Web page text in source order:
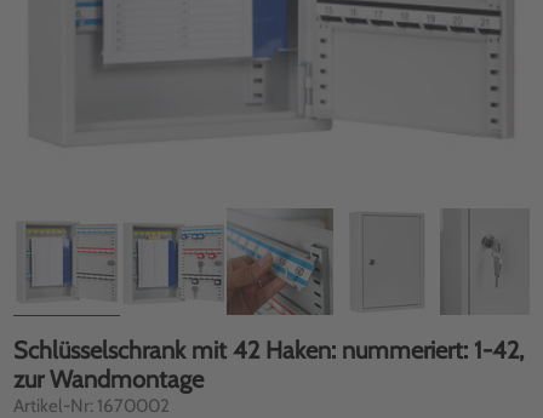
Schlüsselschrank mit 42 Haken: nummeriert: 1-42,
zur Wandmontage
Artikel-Nr: 1670002